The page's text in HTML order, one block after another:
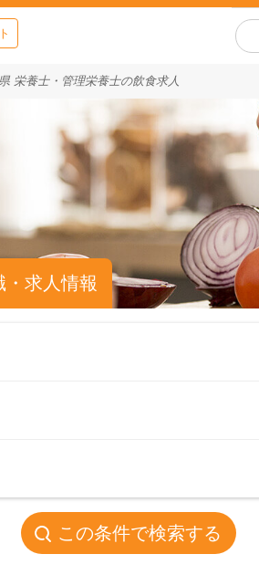
栄養士・管理栄養士の飲食求人
求人情報
この条件で検索する